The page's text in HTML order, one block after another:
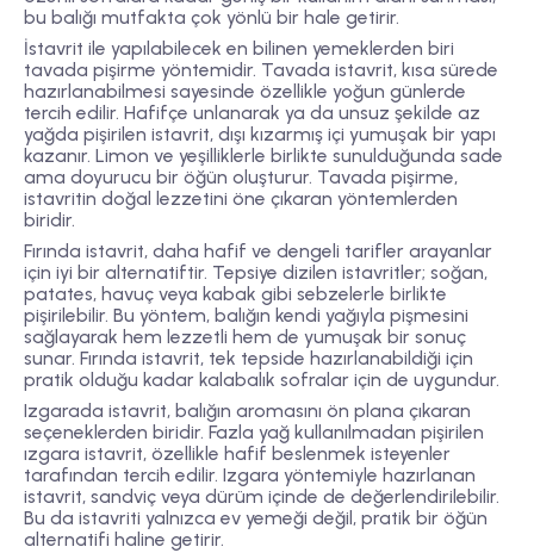
bu balığı mutfakta çok yönlü bir hale getirir.
İstavrit ile yapılabilecek en bilinen yemeklerden biri
tavada pişirme yöntemidir. Tavada istavrit, kısa sürede
hazırlanabilmesi sayesinde özellikle yoğun günlerde
tercih edilir. Hafifçe unlanarak ya da unsuz şekilde az
yağda pişirilen istavrit, dışı kızarmış içi yumuşak bir yapı
kazanır. Limon ve yeşilliklerle birlikte sunulduğunda sade
ama doyurucu bir öğün oluşturur. Tavada pişirme,
istavritin doğal lezzetini öne çıkaran yöntemlerden
biridir.
Fırında istavrit, daha hafif ve dengeli tarifler arayanlar
için iyi bir alternatiftir. Tepsiye dizilen istavritler; soğan,
patates, havuç veya kabak gibi sebzelerle birlikte
pişirilebilir. Bu yöntem, balığın kendi yağıyla pişmesini
sağlayarak hem lezzetli hem de yumuşak bir sonuç
sunar. Fırında istavrit, tek tepside hazırlanabildiği için
pratik olduğu kadar kalabalık sofralar için de uygundur.
Izgarada istavrit, balığın aromasını ön plana çıkaran
seçeneklerden biridir. Fazla yağ kullanılmadan pişirilen
ızgara istavrit, özellikle hafif beslenmek isteyenler
tarafından tercih edilir. Izgara yöntemiyle hazırlanan
istavrit, sandviç veya dürüm içinde de değerlendirilebilir.
Bu da istavriti yalnızca ev yemeği değil, pratik bir öğün
alternatifi haline getirir.